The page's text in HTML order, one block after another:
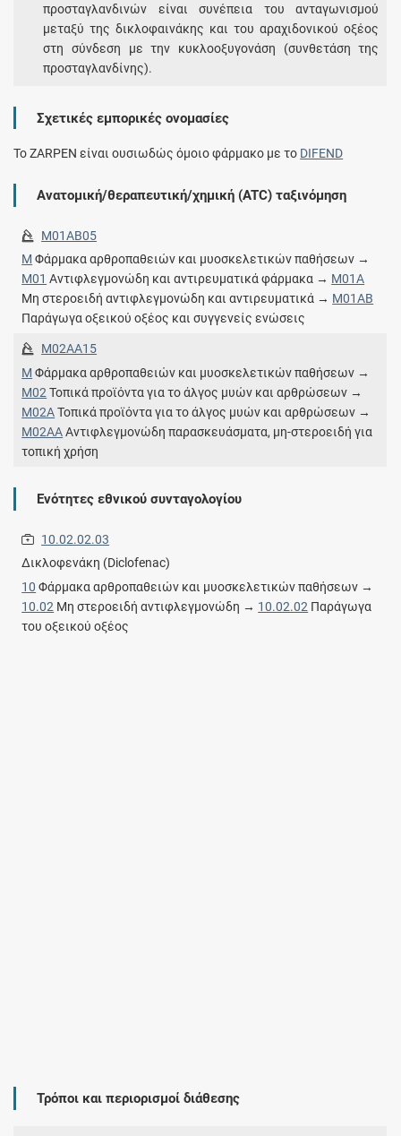
προσταγλανδινών είναι συνέπεια του ανταγωνισμού
μεταξύ της δικλοφαινάκης και του αραχιδονικού οξέος
στη σύνδεση με την κυκλοοξυγονάση (συνθετάση της
προσταγλανδίνης).
Σχετικές εμπορικές ονομασίες
To ZARPEN είναι ουσιωδώς όμοιο φάρμακο με το DIFEND
Ανατομική/θεραπευτική/χημική (ATC) ταξινόμηση
M01AB05
M Φάρμακα αρθροπαθειών και μυοσκελετικών παθήσεων →
M01 Αντιφλεγμονώδη και αντιρευματικά φάρμακα → M01A
Μη στεροειδή αντιφλεγμονώδη και αντιρευματικά → M01AB
Παράγωγα οξεικού οξέος και συγγενείς ενώσεις
M02AA15
M Φάρμακα αρθροπαθειών και μυοσκελετικών παθήσεων →
M02 Τοπικά προϊόντα για το άλγος μυών και αρθρώσεων →
M02AΤοπικά προϊόντα για το άλγος μυών και αρθρώσεων →
M02AAΑντιφλεγμονώδη παρασκευάσματα, μη-στεροειδή για
τοπική χρήση
Ενότητες εθνικού συνταγολογίου
10.02.02.03
Δικλοφενάκη (Diclofenac)
10 Φάρμακα αρθροπαθειών και μυοσκελετικών παθήσεων →
10.02 Μη στεροειδή αντιφλεγμονώδη → 10.02.02 Παράγωγα
του οξεικού οξέος
Τρόποι και περιορισμοί διάθεσης